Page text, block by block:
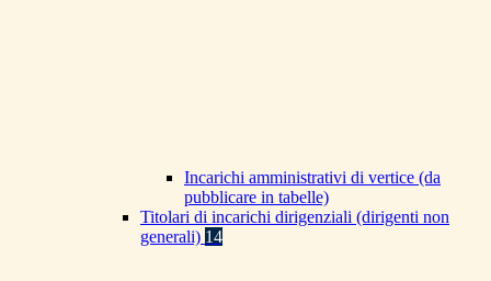
Incarichi amministrativi di vertice (da
pubblicare in tabelle)
Titolari di incarichi dirigenziali (dirigenti non
generali) 14